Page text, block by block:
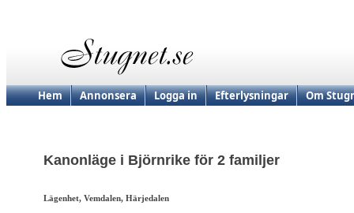
Hem Annonsera Logga in Efterlysningar Om
Kanonläge i Björnrike för 2 familjer
Lägenhet, Vemdalen, Härjedalen